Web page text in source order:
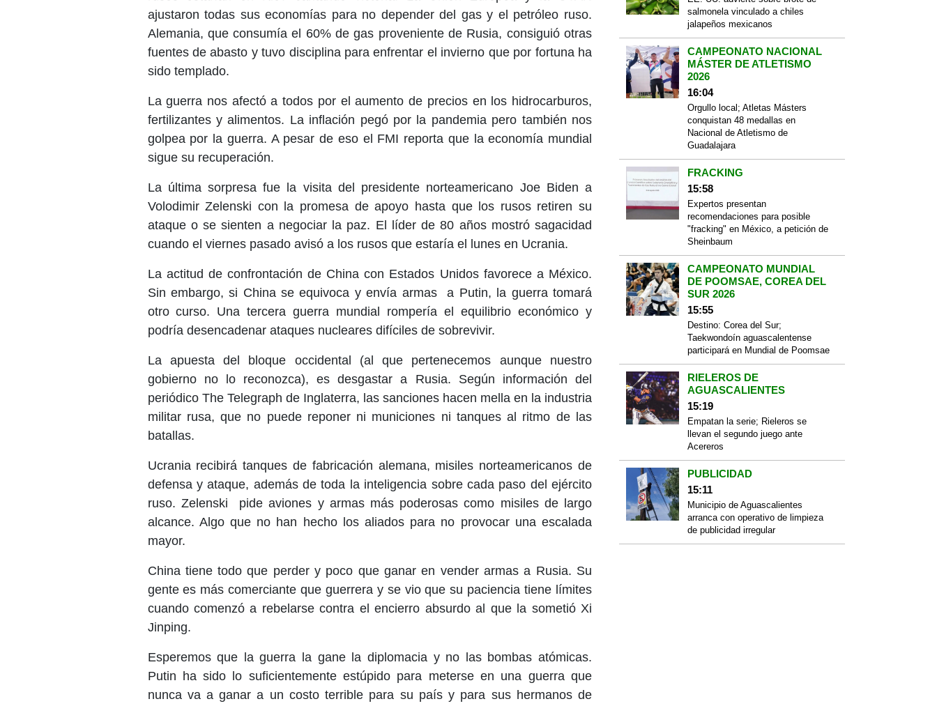
ajustaron todas sus economías para no depender del gas y el petróleo ruso.
Alemania, que consumía el 60% de gas proveniente de Rusia, consiguió otras
fuentes de abasto y tuvo disciplina para enfrentar el invierno que por fortuna ha
sido templado.
La guerra nos afectó a todos por el aumento de precios en los hidrocarburos,
fertilizantes y alimentos. La inflación pegó por la pandemia pero también nos
golpea por la guerra. A pesar de eso el FMI reporta que la economía mundial
sigue su recuperación.
La última sorpresa fue la visita del presidente norteamericano Joe Biden a
Volodimir Zelenski con la promesa de apoyo hasta que los rusos retiren su
ataque o se sienten a negociar la paz. El líder de 80 años mostró sagacidad
cuando el viernes pasado avisó a los rusos que estaría el lunes en Ucrania.
La actitud de confrontación de China con Estados Unidos favorece a México.
Sin embargo, si China se equivoca y envía armas a Putin, la guerra tomará
otro curso. Una tercera guerra mundial rompería el equilibrio económico y
podría desencadenar ataques nucleares difíciles de sobrevivir.
La apuesta del bloque occidental (al que pertenecemos aunque nuestro
gobierno no lo reconozca), es desgastar a Rusia. Según información del
periódico The Telegraph de Inglaterra, las sanciones hacen mella en la industria
militar rusa, que no puede reponer ni municiones ni tanques al ritmo de las
batallas.
Ucrania recibirá tanques de fabricación alemana, misiles norteamericanos de
defensa y ataque, además de toda la inteligencia sobre cada paso del ejército
ruso. Zelenski pide aviones y armas más poderosas como misiles de largo
alcance. Algo que no han hecho los aliados para no provocar una escalada
mayor.
China tiene todo que perder y poco que ganar en vender armas a Rusia. Su
gente es más comerciante que guerrera y se vio que su paciencia tiene límites
cuando comenzó a rebelarse contra el encierro absurdo al que la sometió Xi
Jinping.
Esperemos que la guerra la gane la diplomacia y no las bombas atómicas.
Putin ha sido lo suficientemente estúpido para meterse en una guerra que
nunca va a ganar a un costo terrible para su país y para sus hermanos de
salmonela vinculado a chiles
jalapeños mexicanos
CAMPEONATO NACIONAL
MÁSTER DE ATLETISMO
2026
16:04
Orgullo local; Atletas Másters
conquistan 48 medallas en
Nacional de Atletismo de
Guadalajara
FRACKING
15:58
Expertos presentan
recomendaciones para posible
"fracking" en México, a petición de
Sheinbaum
CAMPEONATO MUNDIAL
DE POOMSAE, COREA DEL
SUR 2026
15:55
Destino: Corea del Sur;
Taekwondoín aguascalentense
participará en Mundial de Poomsae
RIELEROS DE
AGUASCALIENTES
15:19
Empatan la serie; Rieleros se
llevan el segundo juego ante
Acereros
PUBLICIDAD
15:11
Municipio de Aguascalientes
arranca con operativo de limpieza
de publicidad irregular